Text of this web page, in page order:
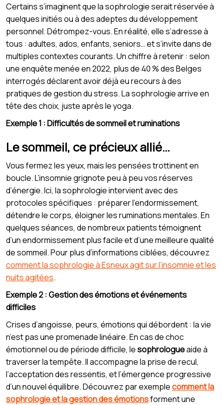
Certains s’imaginent que la sophrologie serait réservée à
quelques initiés ou à des adeptes du développement
personnel. Détrompez-vous. En réalité, elle s’adresse à
tous : adultes, ados, enfants, seniors… et s’invite dans de
multiples contextes courants. Un chiffre à retenir : selon
une enquête menée en 2022, plus de 40 % des Belges
interrogés déclarent avoir déjà eu recours à des
pratiques de gestion du stress. La sophrologie arrive en
tête des choix, juste après le yoga.
Exemple 1 : Difficultés de sommeil et ruminations
Le sommeil, ce précieux allié…
Vous fermez les yeux, mais les pensées trottinent en
boucle. L’insomnie grignote peu à peu vos réserves
d’énergie. Ici, la sophrologie intervient avec des
protocoles spécifiques : préparer l’endormissement,
détendre le corps, éloigner les ruminations mentales. En
quelques séances, de nombreux patients témoignent
d’un endormissement plus facile et d’une meilleure qualité
de sommeil. Pour plus d’informations ciblées, découvrez
comment la sophrologie à Esneux agit sur l’insomnie et les
nuits agitées.
Exemple 2 : Gestion des émotions et événements
difficiles
Crises d’angoisse, peurs, émotions qui débordent : la vie
n’est pas une promenade linéaire. En cas de choc
émotionnel ou de période difficile, lesophrologueaide à
traverser la tempête. Il accompagne la prise de recul,
l’acceptation des ressentis, et l’émergence progressive
d’un nouvel équilibre. Découvrez par exemplecomment la
sophrologie et la gestion des émotionsforment une